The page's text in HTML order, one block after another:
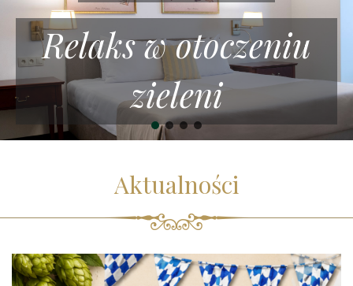
Relaks w otoczeniu
zieleni
Aktualności